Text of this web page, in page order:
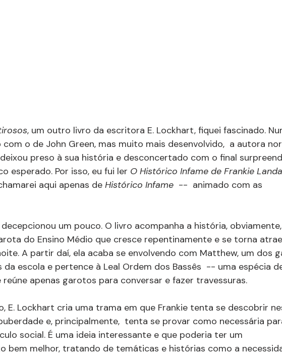
, um outro livro da escritora E. Lockhart, fiquei fascinado.
o de John Green, mas muito mais desenvolvido,  a autora
preso à sua história e desconcertado com o final
esperado. Por isso, eu fui ler O Histórico Infame de Frankie
aqui apenas de Histórico Infame
  --  animado com as
decepcionou um pouco. O livro acompanha a história,
do Ensino Médio que cresce repentinamente e se torna
A partir daí, ela acaba se envolvendo com Matthew, um dos
da escola e pertence à Leal Ordem dos Bassês  -- uma espécia
reúne apenas garotos para conversar e fazer travessuras.
E. Lockhart cria uma trama em que Frankie tenta se descobrir
e, principalmente,  tenta se provar como necessária
social. É uma ideia interessante e que poderia ter um
bem melhor, tratando de temáticas e histórias como a